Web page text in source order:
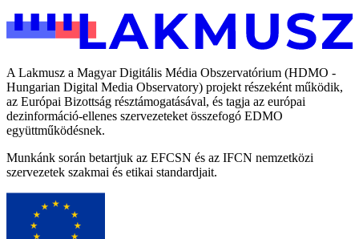
A Lakmusz a Magyar Digitális Média Obszervatórium (HDMO -
Hungarian Digital Media Observatory) projekt részeként működik,
az Európai Bizottság résztámogatásával, és tagja az európai
dezinformáció-ellenes szervezeteket összefogó EDMO
együttműködésnek.
Munkánk során betartjuk az EFCSN és az IFCN nemzetközi
szervezetek szakmai és etikai standardjait.